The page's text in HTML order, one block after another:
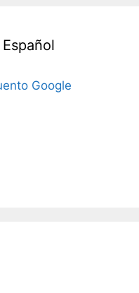
Google